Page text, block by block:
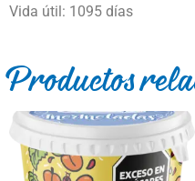
Vida útil: 1095 días
Productos